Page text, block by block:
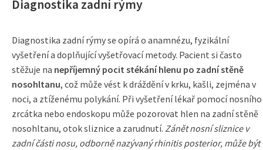
Diagnostika zadní rýmy
Diagnostika zadní rýmy se opírá o anamnézu, fyzikální
vyšetření a doplňující vyšetřovací metody. Pacient si často
stěžuje na nepříjemný pocit stékání hlenu po zadní stěně
nosohltanu, což může vést k dráždění v krku, kašli, zejména v
noci, a ztíženému polykání. Při vyšetření lékař pomocí nosního
zrcátka nebo endoskopu může pozorovat hlen na zadní stěně
nosohltanu, otok sliznice a zarudnutí. Zánět nosní sliznice v
zadní části nosu, odborně nazývaný rhinitis posterior, může být